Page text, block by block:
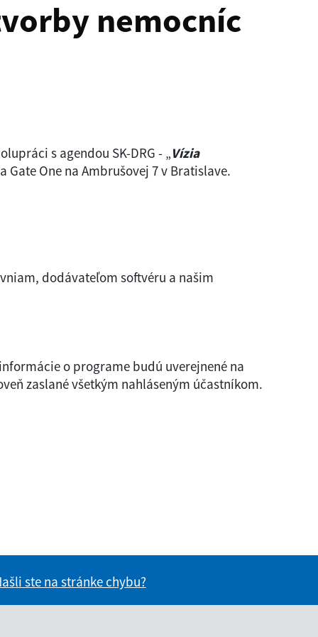
nemocníc
s agendou SK-DRG - „Vízia
One na Ambrušovej 7 v Bratislave.
dodávateľom softvéru a našim
o programe budú uverejnené na
zaslané všetkým nahláseným účastníkom.
pre vás užitočné?
pre vás užitočné?
ste na stránke chybu?